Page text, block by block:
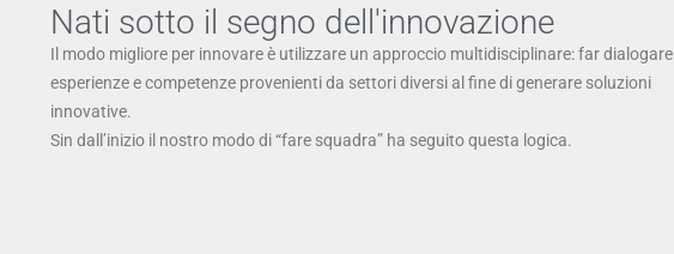
Nati sotto il segno dell'innovazione
Il modo migliore per innovare è utilizzare un approccio multidisciplinare: far dialogare
esperienze e competenze provenienti da settori diversi al fine di generare soluzioni
innovative.
Sin dall’inizio il nostro modo di “fare squadra” ha seguito questa logica.